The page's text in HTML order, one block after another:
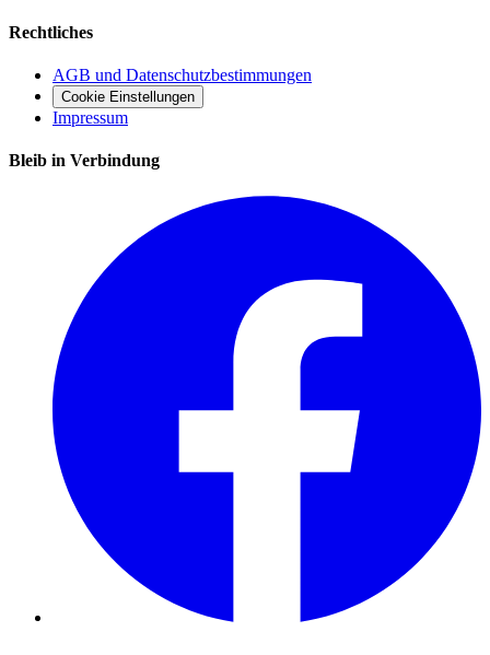
Rechtliches
AGB und Datenschutzbestimmungen
Cookie Einstellungen
Impressum
Bleib in Verbindung